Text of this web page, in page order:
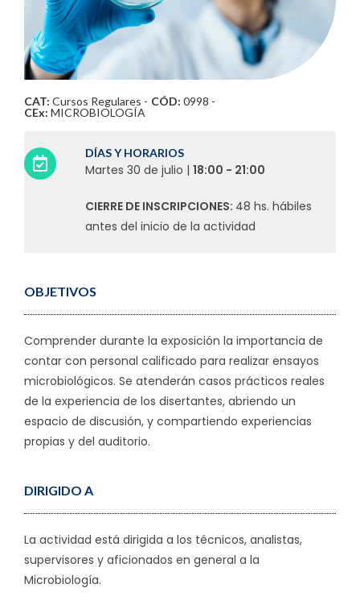
CAT: Cursos Regulares - CÓD: 0998 -
CEx: MICROBIOLOGÍA
DÍAS Y HORARIOS
Martes 30 de julio | 18:00 - 21:00
CIERRE DE INSCRIPCIONES: 48 hs. hábiles
antes del inicio de la actividad
OBJETIVOS
Comprender durante la exposición la importancia de
contar con personal calificado para realizar ensayos
microbiológicos. Se atenderán casos prácticos reales
de la experiencia de los disertantes, abriendo un
espacio de discusión, y compartiendo experiencias
propias y del auditorio.
DIRIGIDO A
La actividad está dirigida a los técnicos, analistas,
supervisores y aficionados en general a la
Microbiología.